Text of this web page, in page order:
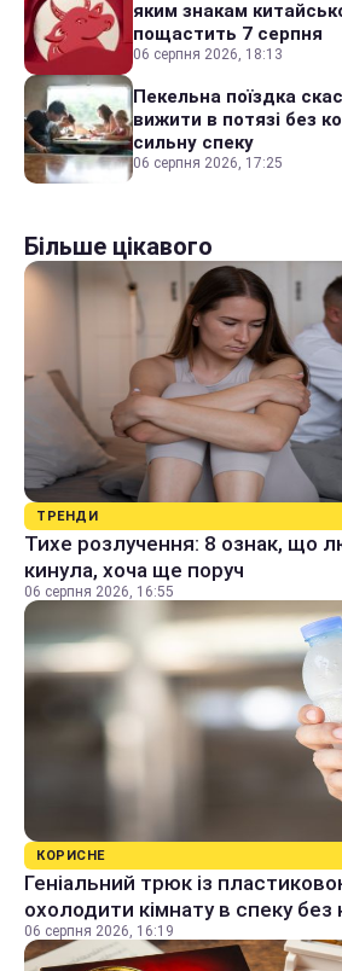
яким знакам
пощастить 7 серпня
06 серпня 2026, 18:13
Пекельна поїздка
вижити в потязі без
сильну спеку
06 серпня 2026, 17:25
Більше цікавого
ТРЕНДИ
Тихе розлучення: 8 ознак, що
кинула, хоча ще поруч
06 серпня 2026, 16:55
КОРИСНЕ
Геніальний трюк із
охолодити кімнату в спеку без
06 серпня 2026, 16:19